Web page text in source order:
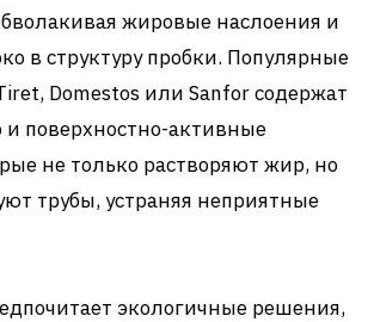
жировые наслоения и
в структуру пробки. Популярные
Domestos или Sanfor содержат
поверхностно-активные
не только растворяют жир, но
трубы, устраняя неприятные
экологичные решения,